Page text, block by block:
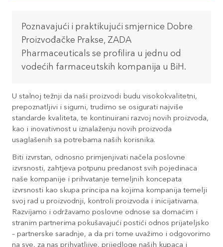
Poznavajući i praktikujući smjernice Dobre
Proizvođačke Prakse, ZADA
Pharmaceuticals se profilira u jednu od
vodećih farmaceutskih kompanija u BiH.
U stalnoj težnji da naši proizvodi budu visokokvalitetni,
prepoznatljivi i sigurni, trudimo se osigurati najviše
standarde kvaliteta, te kontinuirani razvoj novih proizvoda,
kao i inovativnost u iznalaženju novih proizvoda
usaglašenih sa potrebama naših korisnika.
Biti izvrstan, odnosno primjenjivati načela poslovne
izvrsnosti, zahtjeva potpunu predanost svih pojedinaca
naše kompanije i prihvatanje temeljnih koncepata
izvrsnosti kao skupa principa na kojima kompanija temelji
svoj rad u proizvodnji, kontroli proizvoda i inicijativama.
Razvijamo i održavamo poslovne odnose sa domaćim i
stranim partnerima pokušavajući postići odnos prijateljsko
– partnerske saradnje, a da pri tome uvažimo i odgovorimo
na sve, za nas prihvatljive, prijedloge naših kupaca i